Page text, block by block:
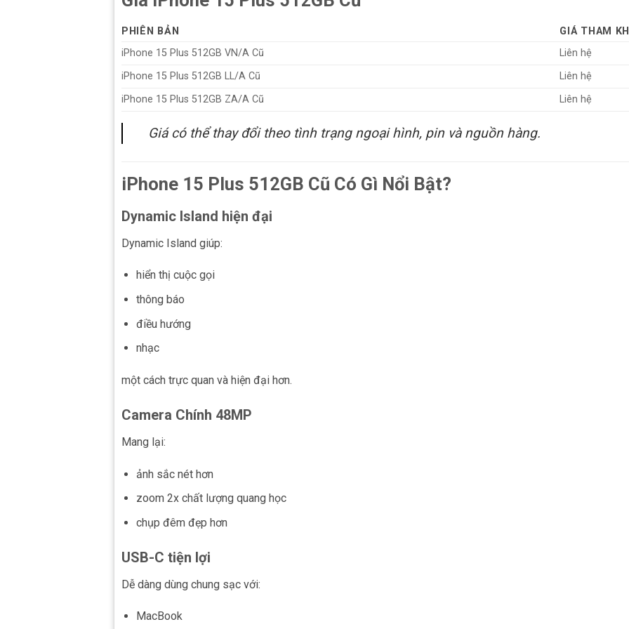
PHIÊN BẢN
GIÁ THAM
iPhone 15 Plus 512GB VN/A Cũ
Liên hệ
iPhone 15 Plus 512GB LL/A Cũ
Liên hệ
iPhone 15 Plus 512GB ZA/A Cũ
Liên hệ
Giá có thể thay đổi theo tình trạng ngoại hình, pin và nguồn hàng.
iPhone 15 Plus 512GB Cũ Có Gì Nổi Bật?
Dynamic Island hiện đại
Dynamic Island giúp:
hiển thị cuộc gọi
thông báo
điều hướng
nhạc
một cách trực quan và hiện đại hơn.
Camera Chính 48MP
Mang lại:
ảnh sắc nét hơn
zoom 2x chất lượng quang học
chụp đêm đẹp hơn
USB-C tiện lợi
Dễ dàng dùng chung sạc với:
MacBook